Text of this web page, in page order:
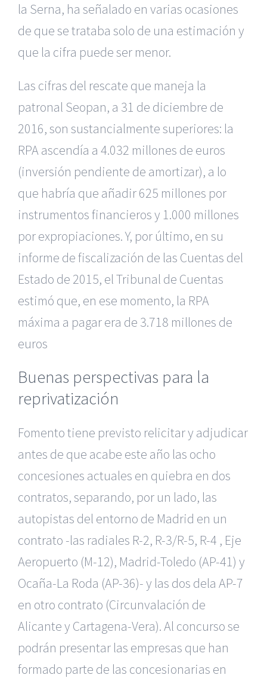
la Serna, ha señalado en varias ocasiones
de que se trataba solo de una estimación y
que la cifra puede ser menor.
Las cifras del rescate que maneja la
patronal Seopan, a 31 de diciembre de
2016, son sustancialmente superiores: la
RPA ascendía a 4.032 millones de euros
(inversión pendiente de amortizar), a lo
que habría que añadir 625 millones por
instrumentos financieros y 1.000 millones
por expropiaciones. Y, por último, en su
informe de fiscalización de las Cuentas del
Estado de 2015, el Tribunal de Cuentas
estimó que, en ese momento, la RPA
máxima a pagar era de 3.718 millones de
euros
Buenas perspectivas para la
reprivatización
Fomento tiene previsto relicitar y adjudicar
antes de que acabe este año las ocho
concesiones actuales en quiebra en dos
contratos, separando, por un lado, las
autopistas del entorno de Madrid en un
contrato -las radiales R-2, R-3/R-5, R-4 , Eje
Aeropuerto (M-12), Madrid-Toledo (AP-41) y
Ocaña-La Roda (AP-36)- y las dos dela AP-7
en otro contrato (Circunvalación de
Alicante y Cartagena-Vera). Al concurso se
podrán presentar las empresas que han
formado parte de las concesionarias en